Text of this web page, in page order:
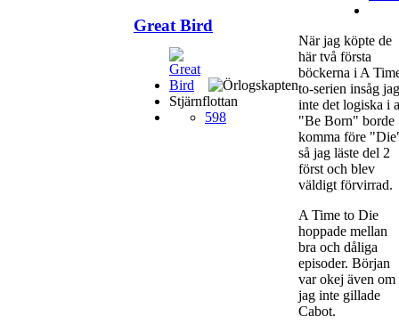
Great Bird
Stjärnflottan
598
När jag köpte de
här två första
böckerna i A
to-serien insåg jag
inte det logiska i
"Be Born" borde
komma före
så jag läste del 2
först och blev
väldigt förvirrad.
A Time to Die
hoppade mellan
bra och dåliga
episoder. Början
var okej även om
jag inte gillade
Cabot.